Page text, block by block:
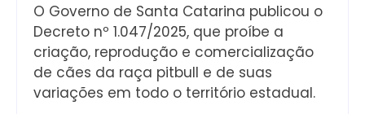
O Governo de Santa Catarina publicou o
Decreto nº 1.047/2025, que proíbe a
criação, reprodução e comercialização
de cães da raça pitbull e de suas
variações em todo o território estadual.